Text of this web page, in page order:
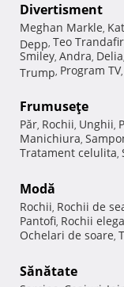
Divertisment
Meghan Markle,
Depp, Teo Trandafir
Smiley, Andra, Delia,
Trump, Program TV,
Frumuseţe
Păr, Rochii, Unghii,
Manichiura,
Tratament celulita,
Modă
Rochii, Rochii de
Pantofi, Rochii
Ochelari de soare,
Sănătate